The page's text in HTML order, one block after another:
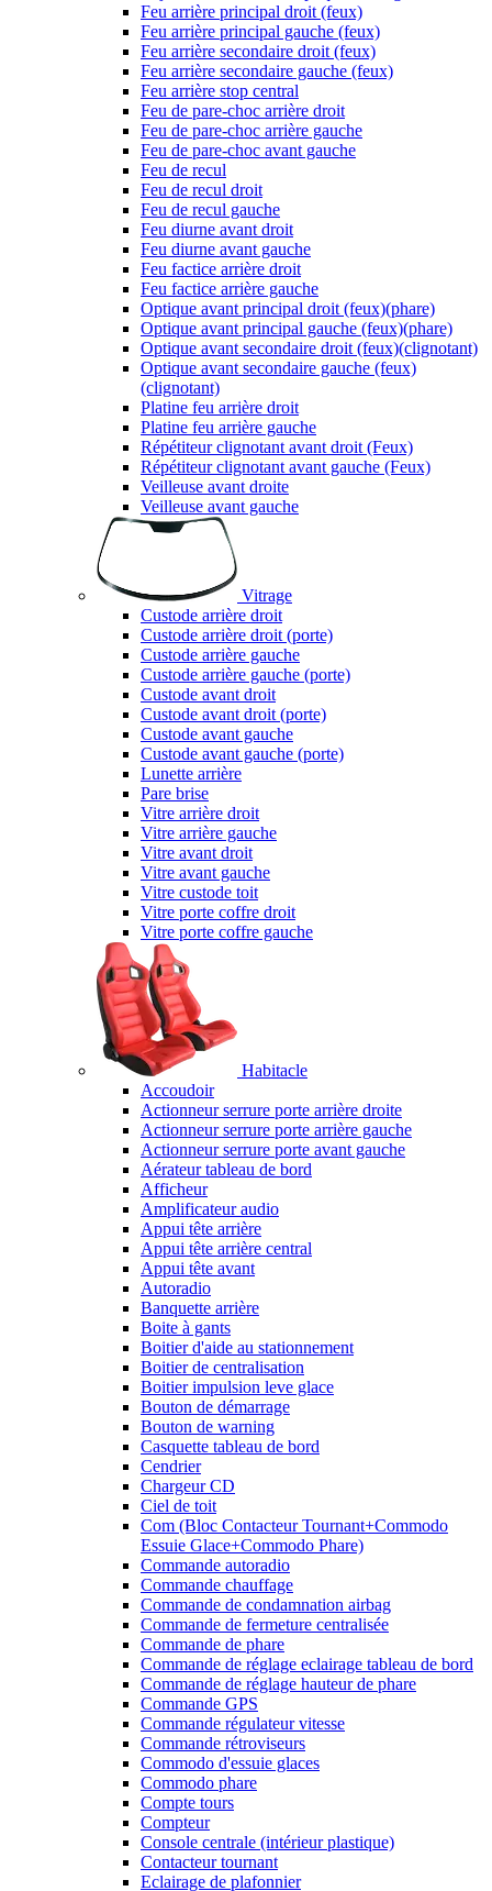
Feu arrière principal droit (feux)
Feu arrière principal gauche (feux)
Feu arrière secondaire droit (feux)
Feu arrière secondaire gauche (feux)
Feu arrière stop central
Feu de pare-choc arrière droit
Feu de pare-choc arrière gauche
Feu de pare-choc avant gauche
Feu de recul
Feu de recul droit
Feu de recul gauche
Feu diurne avant droit
Feu diurne avant gauche
Feu factice arrière droit
Feu factice arrière gauche
Optique avant principal droit (feux)(phare)
Optique avant principal gauche (feux)(phare)
Optique avant secondaire droit (feux)(clignotant)
Optique avant secondaire gauche (feux)
(clignotant)
Platine feu arrière droit
Platine feu arrière gauche
Répétiteur clignotant avant droit (Feux)
Répétiteur clignotant avant gauche (Feux)
Veilleuse avant droite
Veilleuse avant gauche
Vitrage
Custode arrière droit
Custode arrière droit (porte)
Custode arrière gauche
Custode arrière gauche (porte)
Custode avant droit
Custode avant droit (porte)
Custode avant gauche
Custode avant gauche (porte)
Lunette arrière
Pare brise
Vitre arrière droit
Vitre arrière gauche
Vitre avant droit
Vitre avant gauche
Vitre custode toit
Vitre porte coffre droit
Vitre porte coffre gauche
Habitacle
Accoudoir
Actionneur serrure porte arrière droite
Actionneur serrure porte arrière gauche
Actionneur serrure porte avant gauche
Aérateur tableau de bord
Afficheur
Amplificateur audio
Appui tête arrière
Appui tête arrière central
Appui tête avant
Autoradio
Banquette arrière
Boite à gants
Boitier d'aide au stationnement
Boitier de centralisation
Boitier impulsion leve glace
Bouton de démarrage
Bouton de warning
Casquette tableau de bord
Cendrier
Chargeur CD
Ciel de toit
Com (Bloc Contacteur Tournant+Commodo
Essuie Glace+Commodo Phare)
Commande autoradio
Commande chauffage
Commande de condamnation airbag
Commande de fermeture centralisée
Commande de phare
Commande de réglage eclairage tableau de bord
Commande de réglage hauteur de phare
Commande GPS
Commande régulateur vitesse
Commande rétroviseurs
Commodo d'essuie glaces
Commodo phare
Compte tours
Compteur
Console centrale (intérieur plastique)
Contacteur tournant
Eclairage de plafonnier